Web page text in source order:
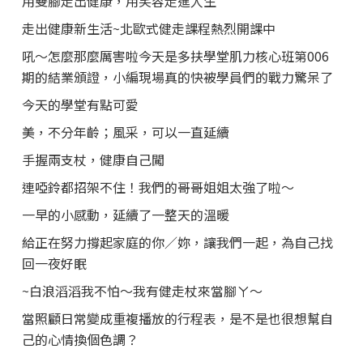
走出健康新生活~北歐式健走課程熱烈開課中
吼～怎麼那麼厲害啦今天是多扶學堂肌力核心班第006
期的結業頒證，小編現場真的快被學員們的戰力驚呆了
今天的學堂有點可愛
美，不分年齡；風采，可以一直延續
手握兩支杖，健康自己闖
連啞鈴都招架不住！我們的哥哥姐姐太強了啦～
一早的小感動，延續了一整天的溫暖
給正在努力撐起家庭的你／妳，讓我們一起，為自己找
回一夜好眠
~白浪滔滔我不怕～我有健走杖來當腳ㄚ～
當照顧日常變成重複播放的行程表，是不是也很想幫自
己的心情換個色調？